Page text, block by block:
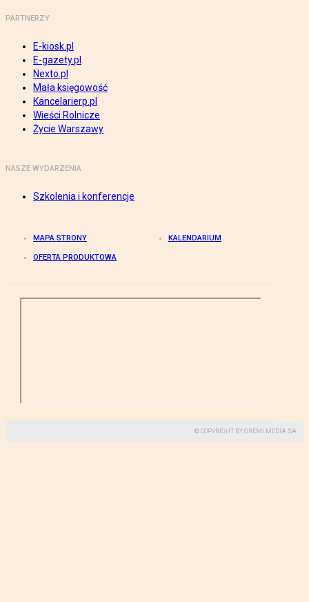
PARTNERZY
E-kiosk.pl
E-gazety.pl
Nexto.pl
Mała księgowość
Kancelarierp.pl
Wieści Rolnicze
Życie Warszawy
NASZE WYDARZENIA
Szkolenia i konferencje
MAPA STRONY KALENDARIUM
OFERTA PRODUKTOWA
© COPYRIGHT BY GREMI MEDIA SA